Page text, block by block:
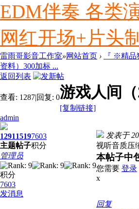
EDM伴奏 各类
网红开场+片头
雷雨哥影音工作室»网站首页 › 『 ※精品
资料）300加标 ...
返回列表
查看: 1287|回复: 0游戏人间
[复制链接]
admin
1291
主题
1519
帖子
7603
积分
管理员
积分
7603
发消息
发表于
视听音质压
本帖子中
您需要 登录
x
回复